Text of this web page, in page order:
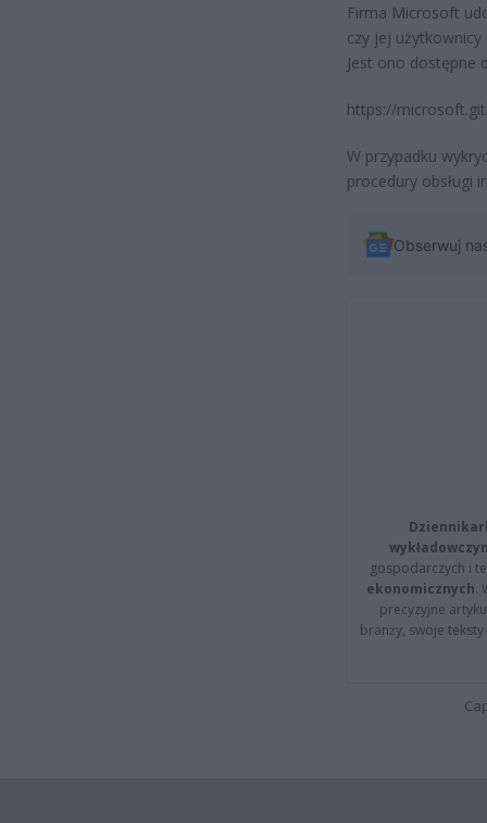
Firma Microsoft
czy jej
Jest ono dostępne
https://
W przypadku
procedury obsługi
Obserwuj
gospodarczych i
ekonomicznych.
precyzyjne
branży, swoje